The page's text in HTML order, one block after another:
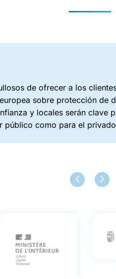
de ofrecer a los
sobre protección de
y locales serán clave
público como para el